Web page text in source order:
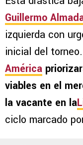
Guillermo
izquierda con
inicial del torneo.
América
viables en el
la vacante en la
ciclo marcado